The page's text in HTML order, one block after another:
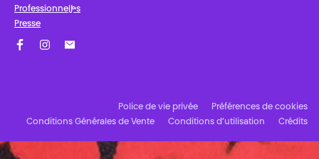
Professionnel·les
Presse
Police de vie privée
Préférences de cookies
Conditions Générales de Vente
Conditions d’utilisation Crédits